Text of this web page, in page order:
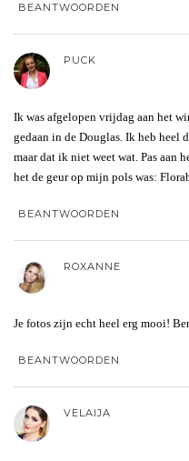
BEANTWOORDEN
PUCK
Ik was afgelopen vrijdag aan het
gedaan in de Douglas. Ik heb heel
maar dat ik niet weet wat. Pas aan
het de geur op mijn pols was:
BEANTWOORDEN
ROXANNE
Je fotos zijn echt heel erg mooi!
BEANTWOORDEN
VELAIJA